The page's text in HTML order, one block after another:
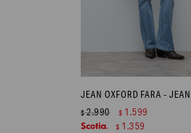
JEAN OXFORD FARA -
$2.990 $ 1.599
$ 1.359